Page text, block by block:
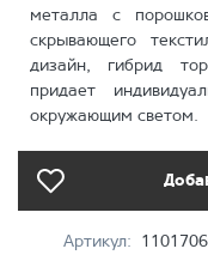
металла с
скрывающего
дизайн, гибрид
придает
окружающим светом.
Артикул: